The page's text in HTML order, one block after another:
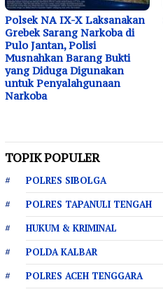
Polsek NA IX-X Laksanakan
Grebek Sarang Narkoba di
Pulo Jantan, Polisi
Musnahkan Barang Bukti
yang Diduga Digunakan
untuk Penyalahgunaan
Narkoba
TOPIK POPULER
POLRES SIBOLGA
POLRES TAPANULI TENGAH
HUKUM & KRIMINAL
POLDA KALBAR
POLRES ACEH TENGGARA